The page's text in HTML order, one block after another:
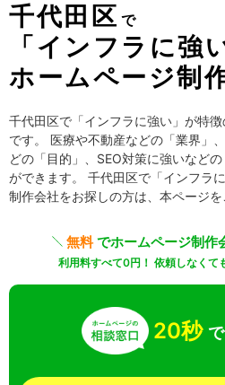
千代田区 で
「インフラに強
ホームページ制
千代田区で「インフラに強い」が特
です。 医療や不動産などの「業界」
どの「目的」、SEO対策に強いなど
ができます。 千代田区で「インフラ
制作会社をお探しの方は、本ページを
無料でホームページ制作
利用料すべて0円！ 依頼しなくて
20秒